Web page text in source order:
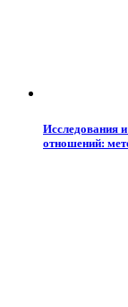
Исследования
отношений: